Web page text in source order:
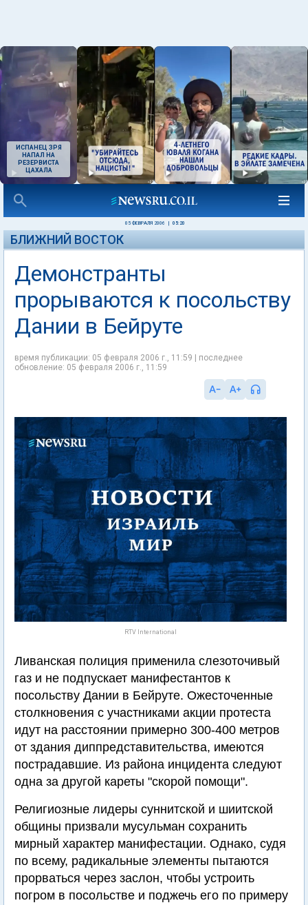
ИСПАНЕЦ ЗРЯ
НАПАЛ НА
РЕЗЕРВИСТА
ЦАХАЛА
05 ФЕВРАЛЯ 2006 05:20
БЛИЖНИЙ ВОСТОК
Демонстранты
прорываются к посольству
Дании в Бейруте
время публикации: 05 февраля 2006 г., 11:59 | последнее
обновление: 05 февраля 2006 г., 11:59
RTV International
Ливанская полиция применила слезоточивый
газ и не подпускает манифестантов к
посольству Дании в Бейруте. Ожесточенные
столкновения с участниками акции протеста
идут на расстоянии примерно 300-400 метров
от здания диппредставительства, имеются
пострадавшие. Из района инцидента следуют
одна за другой кареты "скорой помощи".
Религиозные лидеры суннитской и шиитской
общины призвали мусульман сохранить
мирный характер манифестации. Однако, судя
по всему, радикальные элементы пытаются
прорваться через заслон, чтобы устроить
погром в посольстве и поджечь его по примеру